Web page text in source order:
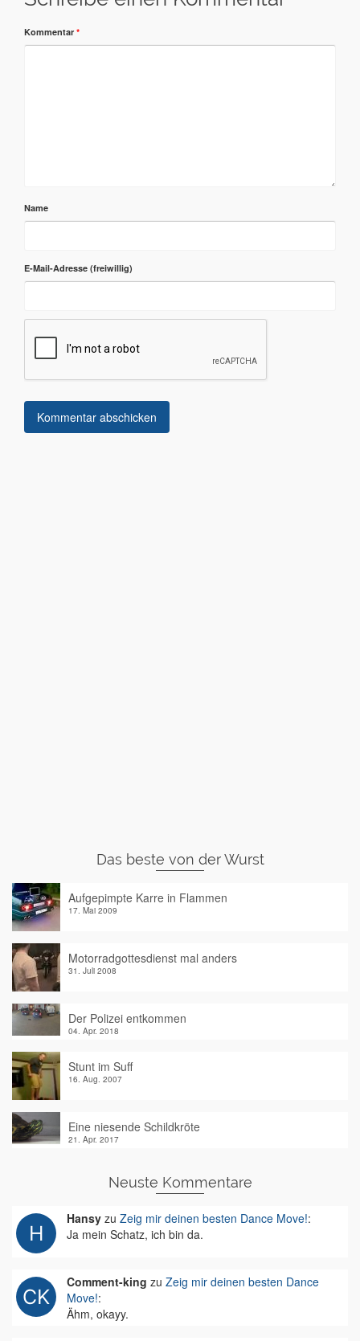
Kommentar *
Name
E-Mail-Adresse
Das beste von der Wurst
Aufgepimpte Karre in Flammen
17. Mai 2009
Motorradgottesdienst mal anders
31. Juli 2008
Der Polizei entkommen
04. Apr. 2018
Stunt im Suff
16. Aug. 2007
Eine niesende Schildkröte
21. Apr. 2017
Neuste Kommentare
Hansy zu Zeig mir deinen besten Dance Move!:
Ja mein Schatz, ich bin da.
Comment-king zu Zeig mir deinen besten Dance
Move!:
Ähm, okayy.